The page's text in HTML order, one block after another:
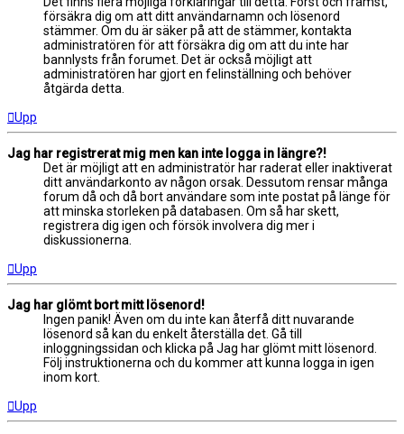
försäkra dig om att ditt användarnamn och lösenord
stämmer. Om du är säker på att de stämmer, kontakta
administratören för att försäkra dig om att du inte har
bannlysts från forumet. Det är också möjligt att
administratören har gjort en felinställning och behöver
åtgärda detta.
Upp
Jag har registrerat mig men kan inte logga in längre?!
Det är möjligt att en administratör har raderat eller inaktiverat
ditt användarkonto av någon orsak. Dessutom rensar många
forum då och då bort användare som inte postat på länge för
att minska storleken på databasen. Om så har skett,
registrera dig igen och försök involvera dig mer i
diskussionerna.
Upp
Jag har glömt bort mitt lösenord!
Ingen panik! Även om du inte kan återfå ditt nuvarande
lösenord så kan du enkelt återställa det. Gå till
inloggningssidan och klicka på Jag har glömt mitt lösenord.
Följ instruktionerna och du kommer att kunna logga in igen
inom kort.
Upp